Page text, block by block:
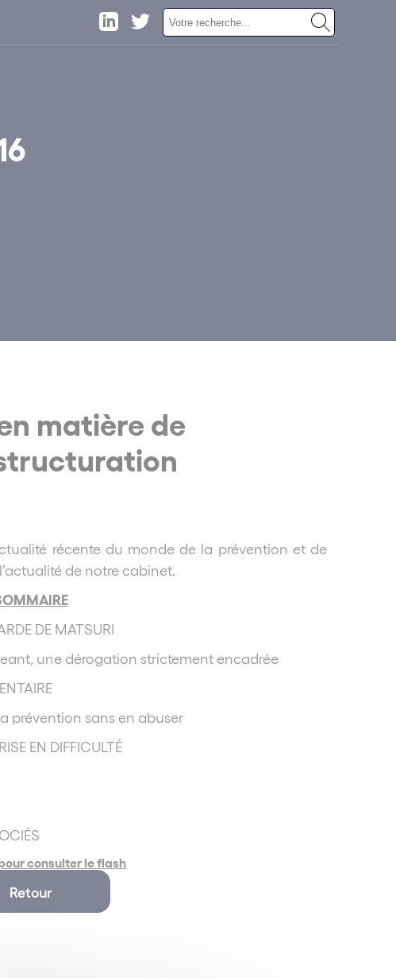
matière de
récente du monde de la prévention et de
de notre cabinet.
DE MATSURI
une dérogation strictement encadrée
prévention sans en abuser
EN DIFFICULTÉ
consulter le flash
Retour